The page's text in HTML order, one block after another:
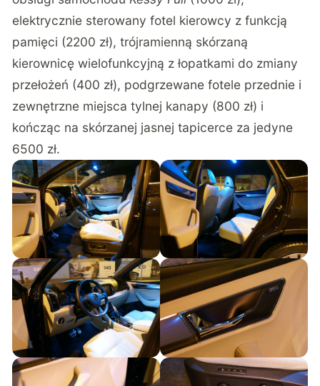
elektrycznie sterowany fotel kierowcy z funkcją
pamięci (2200 zł), trójramienną skórzaną
kierownicę wielofunkcyjną z łopatkami do zmiany
przełożeń (400 zł), podgrzewane fotele przednie i
zewnętrzne miejsca tylnej kanapy (800 zł) i
kończąc na skórzanej jasnej tapicerce za jedyne
6500 zł.